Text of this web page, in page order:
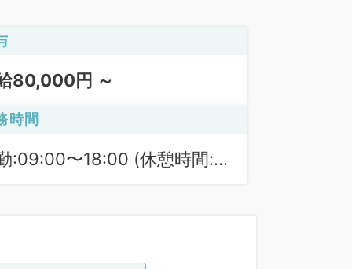
80,000円 ～
時間
:09:00〜18:00 (休憩時間: